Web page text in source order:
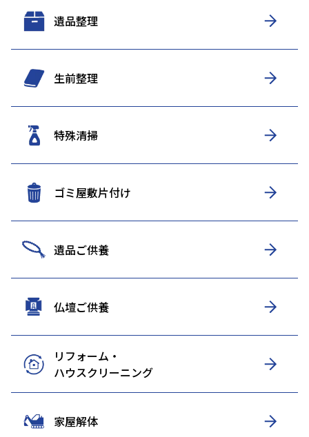
遺品整理
生前整理
特殊清掃
ゴミ屋敷片付け
遺品ご供養
仏壇ご供養
リフォーム・
ハウスクリーニング
家屋解体